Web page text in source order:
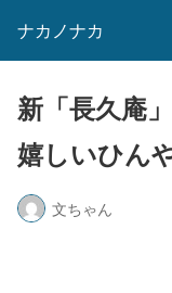
ナカノナカ
新「長久庵
嬉しいひん
文ちゃん